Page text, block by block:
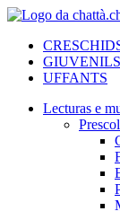
GIUVENILS
UFFANTS
Lecturas e